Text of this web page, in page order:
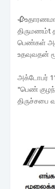
திருமணம்t
பெண்கள்
உதவுவதன்
அக்டோபர்
"பெண்
திருச்சபை